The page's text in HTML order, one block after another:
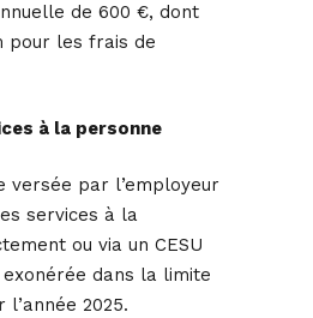
de 600 €, dont
pour les frais de
à la personne
versée par l’employeur
services à la
ou via un CESU
dans la limite
2025.